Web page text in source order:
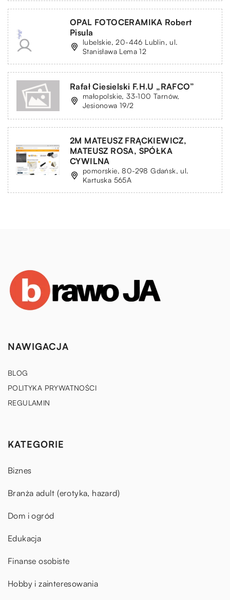
OPAL FOTOCERAMIKA Robert
Pisula
lubelskie, 20-446 Lublin, ul.
Stanisława Lema 12
Rafał Ciesielski F.H.U „RAFCO”
małopolskie, 33-100 Tarnów,
Jesionowa 19/2
2M MATEUSZ FRĄCKIEWICZ,
MATEUSZ ROSA, SPÓŁKA
CYWILNA
pomorskie, 80-298 Gdańsk, ul.
Kartuska 565A
NAWIGACJA
BLOG
POLITYKA PRYWATNOŚCI
REGULAMIN
KATEGORIE
Biznes
Branża adult (erotyka, hazard)
Dom i ogród
Edukacja
Finanse osobiste
Hobby i zainteresowania